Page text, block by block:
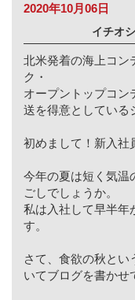
2020年10月06日
イチオ
北米発着の海上コン
ク・
オープントップコン
送を得意としている
初めまして！新入社
今年の夏は短く気温
ごしでしょうか。
私は入社して早半年
す。
さて、食欲の秋とい
いてブログを書かせ